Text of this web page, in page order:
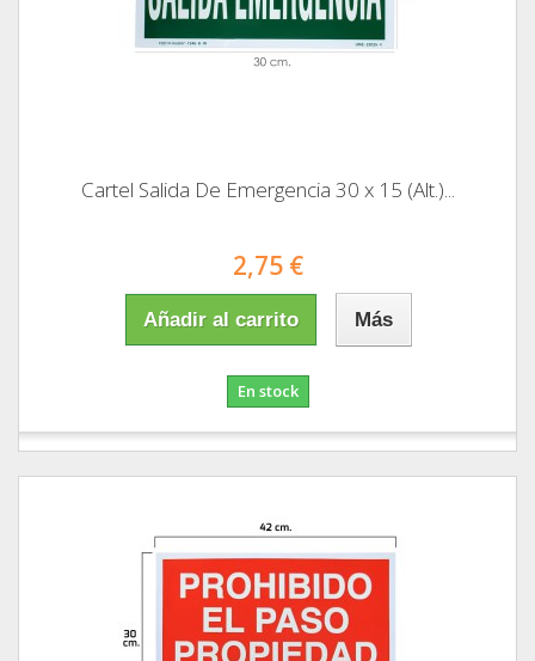
Cartel Salida De Emergencia 30 x 15 (Alt.)...
2,75 €
Añadir al carrito Más
En stock